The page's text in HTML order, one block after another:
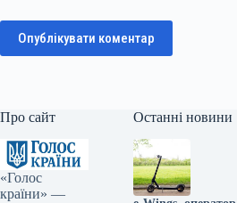
Опублікувати коментар
Про сайт
«Голос
країни» —
Останні новини